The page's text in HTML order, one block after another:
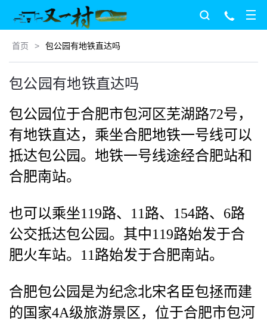
首页 > 包公园有地铁直达吗
包公园有地铁直达吗
包公园位于合肥市包河区芜湖路72号，
有地铁直达，乘坐合肥地铁一号线可以
抵达包公园。地铁一号线途经合肥站和
合肥南站。
也可以乘坐119路、11路、154路、6路
公交抵达包公园。其中119路始发于合
肥火车站。11路始发于合肥南站。
合肥包公园是为纪念北宋名臣包拯而建
的国家4A级旅游景区，位于合肥市包河